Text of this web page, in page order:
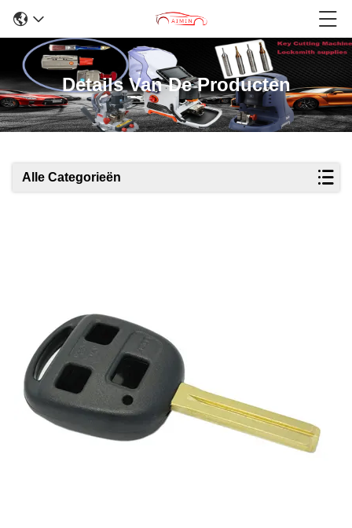
Details Van De Producten
Alle Categorieën